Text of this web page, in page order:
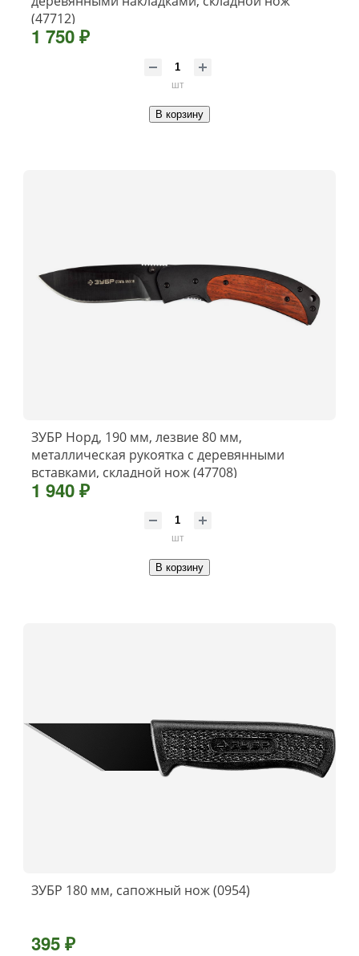
(47712)
1 750 ₽
шт
В корзину
ЗУБР Норд, 190 мм, лезвие 80 мм,
металлическая рукоятка с деревянными
вставками, складной нож (47708)
1 940 ₽
шт
В корзину
ЗУБР 180 мм, сапожный нож (0954)
395 ₽